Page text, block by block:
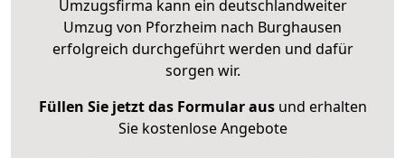
Umzugsfirma kann ein deutschlandweiter
Umzug von Pforzheim nach Burghausen
erfolgreich durchgeführt werden und dafür
sorgen wir.
Füllen Sie jetzt das Formular ausund erhalten
Sie kostenlose Angebote